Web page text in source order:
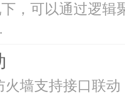
下，可以通过逻
火墙支持接口联